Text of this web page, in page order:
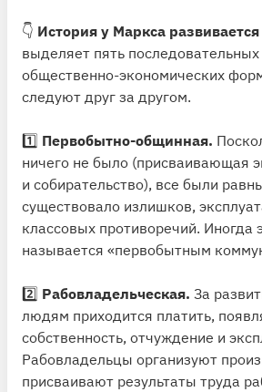
👇 История у Маркса
выделяет пять последовательных
общественно-экономических
следуют друг за другом.
1️⃣ Первобытно-общинная.
ничего не было (присваивающая
и собирательство), все были
существовало излишков,
классовых противоречий. Иногда
называется «первобытным
2️⃣ Рабовладельческая. За
людям приходится платить,
собственность, отчуждение и
Рабовладельцы организуют
присваивают результаты труда